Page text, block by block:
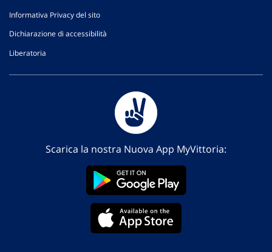
Informativa Privacy del sito
Dichiarazione di accessibilità
Liberatoria
Scarica la nostra Nuova App MyVittoria: